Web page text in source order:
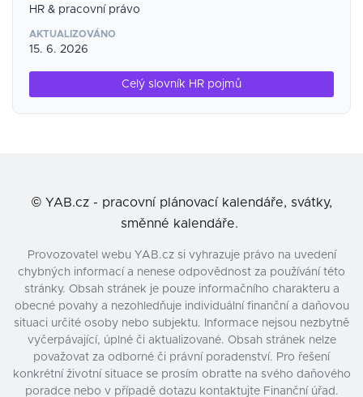
HR & pracovní právo
AKTUALIZOVÁNO
15. 6. 2026
Celý slovník HR pojmů
© YAB.cz - pracovní plánovací kalendáře, svátky,
směnné kalendáře.
Provozovatel webu YAB.cz si vyhrazuje právo na uvedení
chybných informací a nenese odpovědnost za používání této
stránky. Obsah stránek je pouze informačního charakteru a
obecné povahy a nezohledňuje individuální finanční a daňovou
situaci určité osoby nebo subjektu. Informace nejsou nezbytně
vyčerpávající, úplné či aktualizované. Obsah stránek nelze
považovat za odborné či právní poradenství. Pro řešení
konkrétní životní situace se prosím obraťte na svého daňového
poradce nebo v případě dotazu kontaktujte Finanční úřad.